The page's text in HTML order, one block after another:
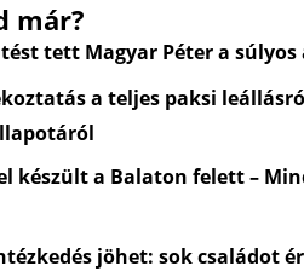
már?
tett Magyar Péter a
a teljes paksi
készült a Balaton felett –
jöhet: sok családot